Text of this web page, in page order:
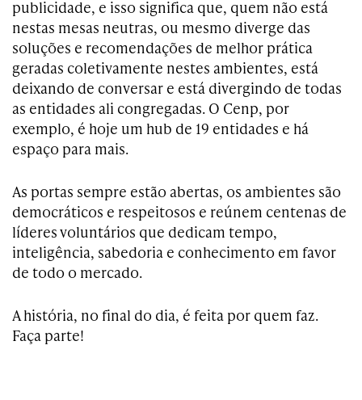
publicidade, e isso significa que, quem não está
nestas mesas neutras, ou mesmo diverge das
soluções e recomendações de melhor prática
geradas coletivamente nestes ambientes, está
deixando de conversar e está divergindo de todas
as entidades ali congregadas. O Cenp, por
exemplo, é hoje um hub de 19 entidades e há
espaço para mais.
As portas sempre estão abertas, os ambientes são
democráticos e respeitosos e reúnem centenas de
líderes voluntários que dedicam tempo,
inteligência, sabedoria e conhecimento em favor
de todo o mercado.
A história, no final do dia, é feita por quem faz.
Faça parte!